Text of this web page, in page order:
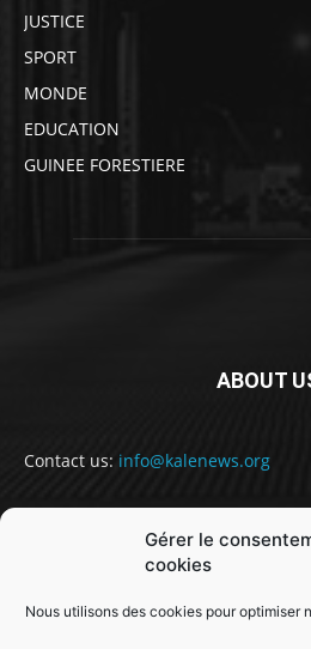
Gérer le
cookies
Nous utilisons des cookies pour optimiser
JUSTICE
SPORT
MONDE
EDUCATION
GUINEE FORESTIERE
ABOUT
Contact us: info@kalenews.org
FOLLOW